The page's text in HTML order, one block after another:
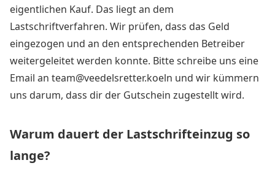
eigentlichen Kauf. Das liegt an dem
Lastschriftverfahren. Wir prüfen, dass das Geld
eingezogen und an den entsprechenden Betreiber
weitergeleitet werden konnte. Bitte schreibe uns eine
Email an team@veedelsretter.koeln und wir kümmern
uns darum, dass dir der Gutschein zugestellt wird.
Warum dauert der Lastschrifteinzug so
lange?